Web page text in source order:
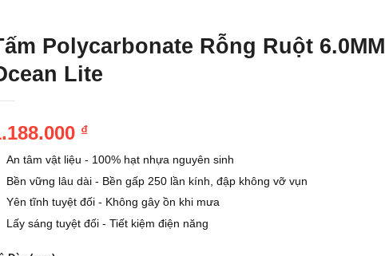
Polycarbonate Rỗng Ruột 6.0MM
Lite
₫
An tâm vật liệu - 100% hạt nhựa nguyên sinh
Bền vững lâu dài - Bền gấp 250 lần kính, đập không vỡ vụn
Yên tĩnh tuyệt đối - Không gây ồn khi mưa
Lấy sáng tuyệt đối - Tiết kiệm điện năng